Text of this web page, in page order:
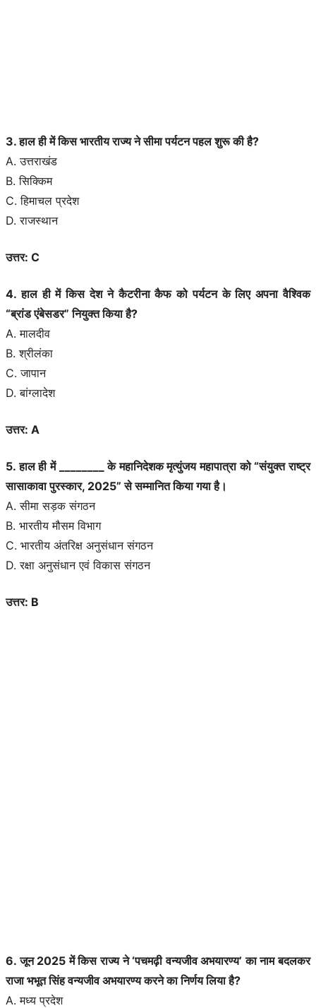
3. हाल ही में किस भारतीय राज्य ने सीमा पर्यटन पहल शुरू की है?
A. उत्तराखंड
B. सिक्किम
C. हिमाचल प्रदेश
D. राजस्थान
उत्तर: C
4. हाल ही में किस देश ने कैटरीना कैफ को पर्यटन के लिए अपना वैश्विक
“ब्रांड एंबेसडर” नियुक्त किया है?
A. मालदीव
B. श्रीलंका
C. जापान
D. बांग्लादेश
उत्तर: A
5. हाल ही में ________ के महानिदेशक मृत्युंजय महापात्रा को “संयुक्त राष्ट्र
सासाकावा पुरस्कार, 2025” से सम्मानित किया गया है।
A. सीमा सड़क संगठन
B. भारतीय मौसम विभाग
C. भारतीय अंतरिक्ष अनुसंधान संगठन
D. रक्षा अनुसंधान एवं विकास संगठन
उत्तर: B
6. जून 2025 में किस राज्य ने ‘पचमढ़ी वन्यजीव अभयारण्य’ का नाम बदलकर
राजा भभूत सिंह वन्यजीव अभयारण्य करने का निर्णय लिया है?
A. मध्य प्रदेश